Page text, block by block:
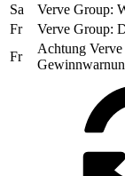
Sa
Verve Group:
Fr
Verve Group:
Fr
Achtung Verve